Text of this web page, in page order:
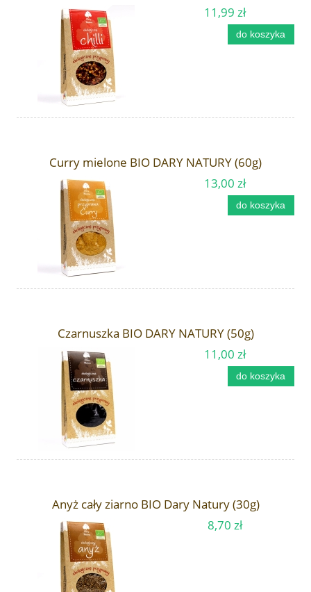
11,99 zł
do koszyka
Curry mielone BIO DARY NATURY (60g)
13,00 zł
do koszyka
Czarnuszka BIO DARY NATURY (50g)
11,00 zł
do koszyka
Anyż cały ziarno BIO Dary Natury (30g)
8,70 zł